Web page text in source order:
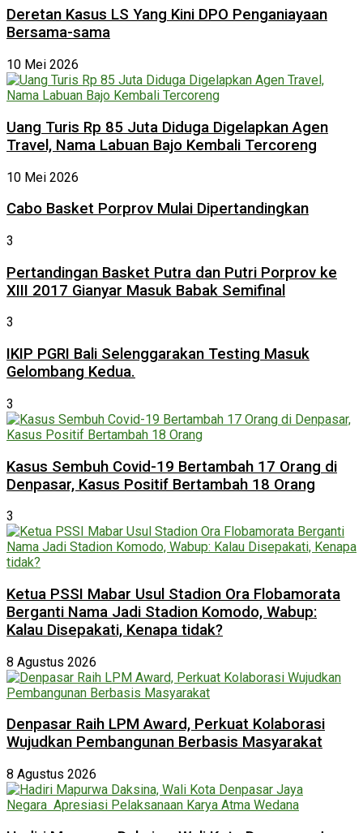
Deretan Kasus LS Yang Kini DPO Penganiayaan
Bersama-sama
10 Mei 2026
Uang Turis Rp 85 Juta Diduga Digelapkan Agen
Travel, Nama Labuan Bajo Kembali Tercoreng
10 Mei 2026
Cabo Basket Porprov Mulai Dipertandingkan
3
Pertandingan Basket Putra dan Putri Porprov ke
XIII 2017 Gianyar Masuk Babak Semifinal
3
IKIP PGRI Bali Selenggarakan Testing Masuk
Gelombang Kedua.
3
Kasus Sembuh Covid-19 Bertambah 17 Orang di
Denpasar, Kasus Positif Bertambah 18 Orang
3
Ketua PSSI Mabar Usul Stadion Ora Flobamorata
Berganti Nama Jadi Stadion Komodo, Wabup:
Kalau Disepakati, Kenapa tidak?
8 Agustus 2026
Denpasar Raih LPM Award, Perkuat Kolaborasi
Wujudkan Pembangunan Berbasis Masyarakat
8 Agustus 2026